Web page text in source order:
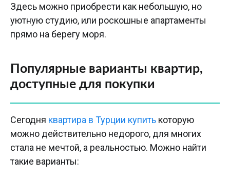
Здесь можно приобрести как небольшую, но
уютную студию, или роскошные апартаменты
прямо на берегу моря.
Популярные варианты квартир,
доступные для покупки
Сегодня квартира в Турции купить которую
можно действительно недорого, для многих
стала не мечтой, а реальностью. Можно найти
такие варианты: